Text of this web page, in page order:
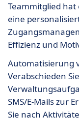
Teammitglied
eine
Effizienz und
Automatisierung
Verabschieden
SMS/E-Mails zur
Sie nach